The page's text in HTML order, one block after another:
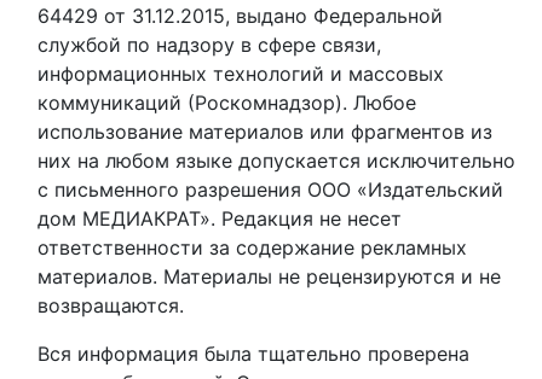
64429 от 31.12.2015, выдано Федеральной
службой по надзору в сфере связи,
информационных технологий и массовых
коммуникаций (Роскомнадзор). Любое
использование материалов или фрагментов из
них на любом языке допускается исключительно
с письменного разрешения ООО «Издательский
дом МЕДИАКРАТ». Редакция не несет
ответственности за содержание рекламных
материалов. Материалы не рецензируются и не
возвращаются.
Вся информация была тщательно проверена